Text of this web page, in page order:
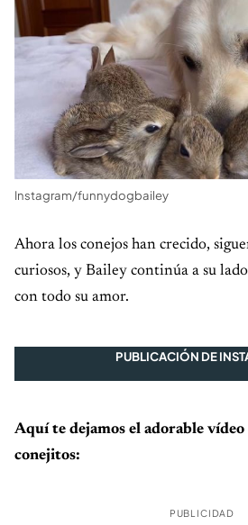
Instagram/funnydogbailey
Ahora los conejos han crecido,
curiosos, y Bailey continúa a su
con todo su amor.
PUBLICACIÓN DE
Aquí te dejamos el adorable
conejitos:
PUBLICIDAD